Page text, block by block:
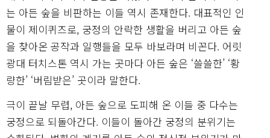
는 아든 숲을 비판하는 이들 역시 존재한다. 대표적인 인
물이 제이퀴즈로, 궁정의 안락한 생활을 버리고 아든 숲
을 찾아온 공작과 일행들을 모두 바보라며 비꼰다. 어릿
광대 터치스톤 역시 가는 곳마다 아든 숲은 ‘쓸쓸한’ ‘황
량한’ ‘버림받은’ 곳이라 말한다.
극이 끝날 무렵, 아든 숲으로 도피해 온 이들 중 다수는
궁정으로 되돌아간다. 이들이 돌아간 궁정의 분위기는